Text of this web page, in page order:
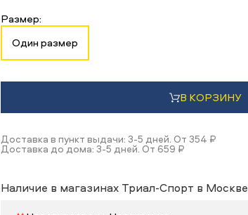
Размер:
Один размер
В КОРЗИНУ
Доставка в пункт выдачи: 3-5 дней. От 354 ₽
Доставка до дома: 3-5 дней. От 659 ₽
Наличие в магазинах Триал-Спорт в Москве